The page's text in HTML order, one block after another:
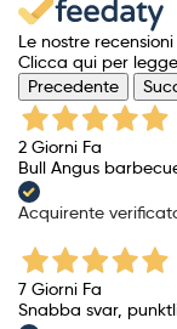
Le nostre
Clicca qui per
Precedente
2 Giorni Fa
Bull Angus
Acquirente
7 Giorni Fa
Snabba svar,